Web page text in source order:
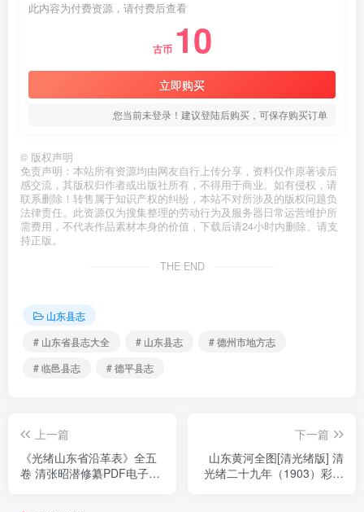
此内容为付费资源，请付费后查看
古币 10
立即购买
您当前未登录！建议登陆后购买，可保存购买订单
© 版权声明
免责声明：本站所有资源均由网友自行上传分享，资料仅作原著读后
感交流，其版权归作者或出版社所有，不得用于商业。如有侵权，请
联系删除！转售属于知识产权的纠纷，本站不对所涉及的版权问题负
法律责任。此资源仅为搜集整理的劳动行为及服务器日常运营维护所
需费用，不代表作品素材本身的价值，下载后请24小时内删除。请支
持正版。
THE END
山东县志
# 山东省县志大全
# 山东县志
# 德州市地方志
# 临邑县志
# 德平县志
上一篇
《光绪山东省沿革表》全五
卷 清张昭潜修纂PDF电子版
下一篇
山东黄河全图[清光绪版] 清
光绪二十九年（1903）彩绘